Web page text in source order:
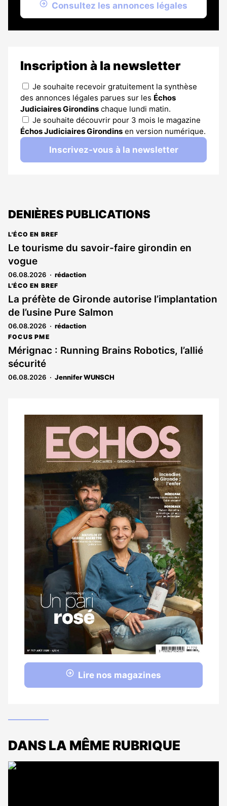
Consultez les annonces légales
Inscription à la newsletter
Je souhaite recevoir gratuitement la synthèse
des annonces légales parues sur les Échos
Judiciaires Girondins chaque lundi matin.
Je souhaite découvrir pour 3 mois le magazine
Échos Judiciaires Girondins en version numérique.
Inscrivez-vous à la newsletter
DENIÈRES PUBLICATIONS
L'ÉCO EN BREF
Le tourisme du savoir-faire girondin en
vogue
06.08.2026 rédaction
L'ÉCO EN BREF
La préfète de Gironde autorise l’implantation
de l’usine Pure Salmon
06.08.2026 rédaction
FOCUS PME
Mérignac : Running Brains Robotics, l’allié
sécurité
06.08.2026 Jennifer WUNSCH
Notre
dernier
magazine
Lire nos magazines
DANS LA MÊME RUBRIQUE